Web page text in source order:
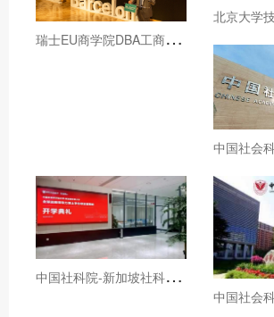
瑞
士EU商学院DBA工商管理博士学位课程招生简章
中
国社科院-新加坡社科大学全球战略领导力博士招生简章